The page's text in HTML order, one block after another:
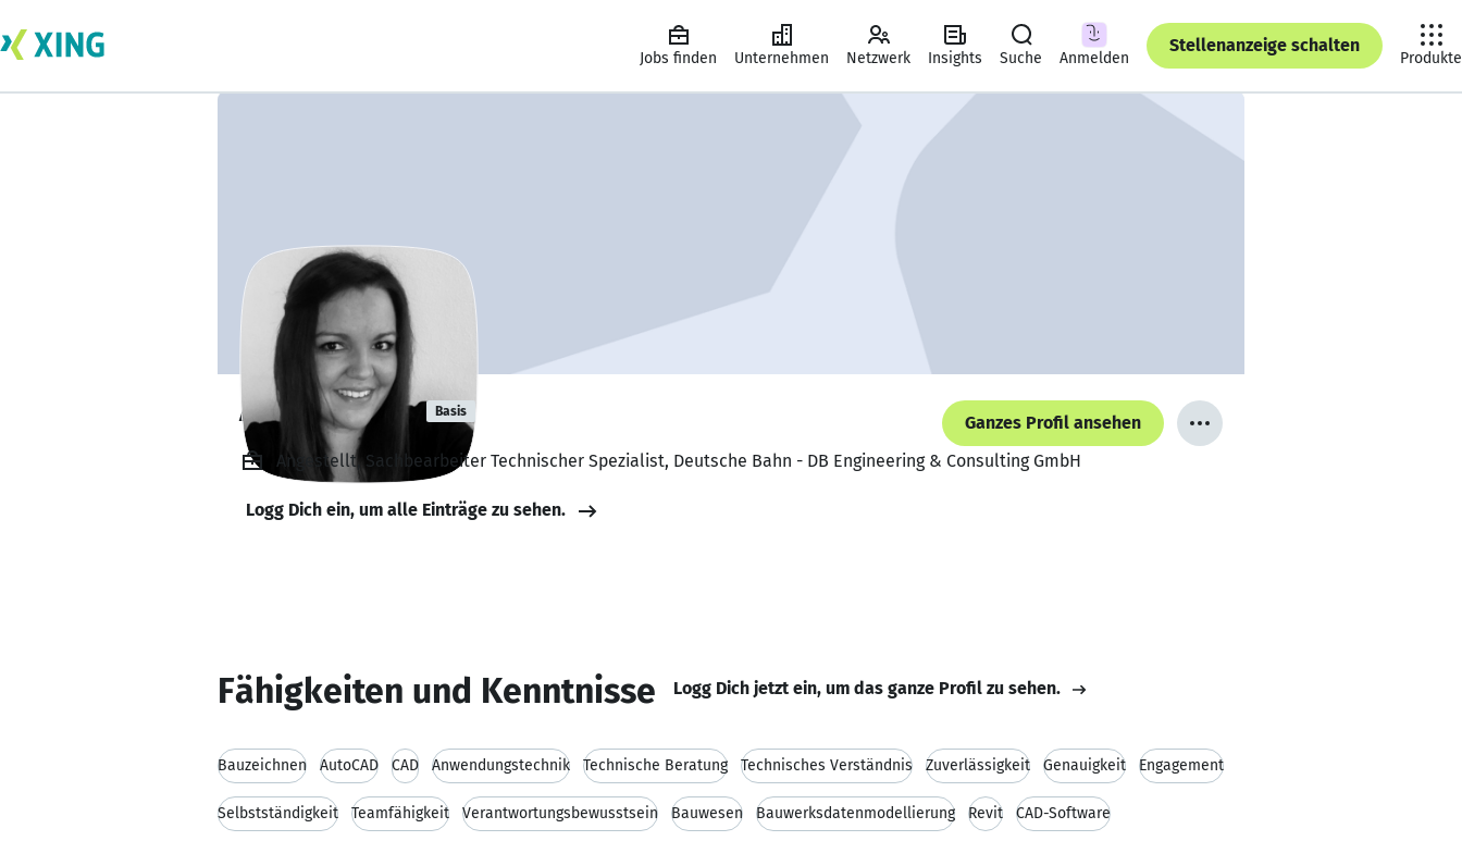
Jobs finden Unternehmen Netzwerk Insights Suche Anmelden
Stellenanzeige schalten
Produkte
Anika Gebler Basis
Ganzes Profil ansehen
Angestellt, Sachbearbeiter Technischer Spezialist, Deutsche Bahn - DB Engineering & Consulting GmbH
Logg Dich ein, um alle Einträge zu sehen.
Fähigkeiten und Kenntnisse Logg Dich jetzt ein, um das ganze Profil zu sehen.
Bauzeichnen AutoCAD CAD Anwendungstechnik Technische Beratung Technisches Verständnis Zuverlässigkeit Genauigkeit Engagement
Selbstständigkeit Teamfähigkeit Verantwortungsbewusstsein Bauwesen Bauwerksdatenmodellierung Revit CAD-Software